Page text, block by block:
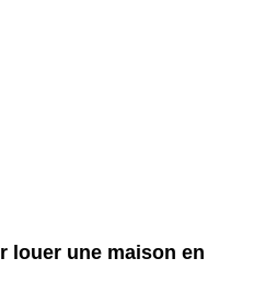
louer une maison en